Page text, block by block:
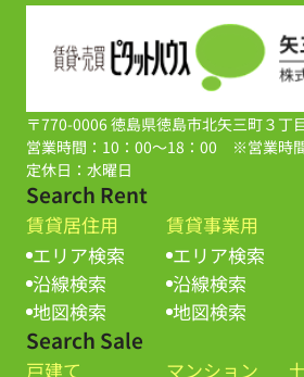
〒770-0006 徳島県徳島市北矢三町３丁
営業時間：10：00～18：00 ※営業時
定休日：水曜日
Search Rent
賃貸居住用
エリア検索
沿線検索
地図検索
賃貸事業用
エリア検索
沿線検索
地図検索
Search Sale
戸建て マンション